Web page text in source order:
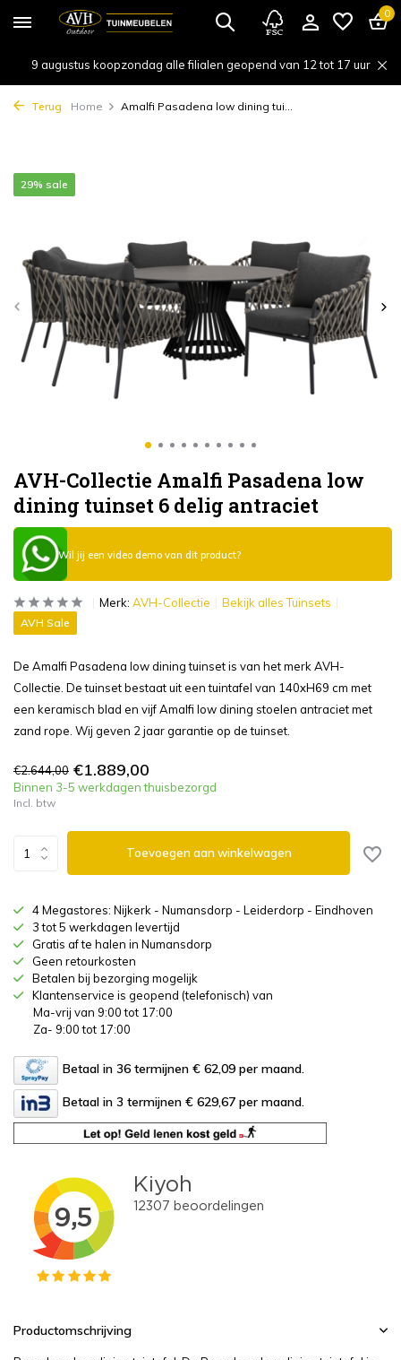
0
9 augustus koopzondag alle filialen geopend van 12 tot 17 uur
Terug Home Amalfi Pasadena low dining tui...
AVH-Collectie Amalfi Pasadena low
dining tuinset 6 delig antraciet
29% sale
Wil jij een video demo van dit product?
Merk: AVH-Collectie Bekijk alles Tuinsets
AVH Sale
De Amalfi Pasadena low dining tuinset is van het merk AVH-
Collectie. De tuinset bestaat uit een tuintafel van 140xH69 cm met
een keramisch blad en vijf Amalfi low dining stoelen antraciet met
zand rope. Wij geven 2 jaar garantie op de tuinset.
€2.644,00 €1.889,00
Binnen 3-5 werkdagen thuisbezorgd
Incl. btw
Toevoegen aan winkelwagen
4 Megastores: Nijkerk - Numansdorp - Leiderdorp - Eindhoven
3 tot 5 werkdagen levertijd
Gratis af te halen in Numansdorp
Geen retourkosten
Betalen bij bezorging mogelijk
Klantenservice is geopend (telefonisch) van
Ma-vrij van 9:00 tot 17:00
Za- 9:00 tot 17:00
Betaal in 36 termijnen € 62,09 per maand.
Betaal in 3 termijnen € 629,67 per maand.
Productomschrijving